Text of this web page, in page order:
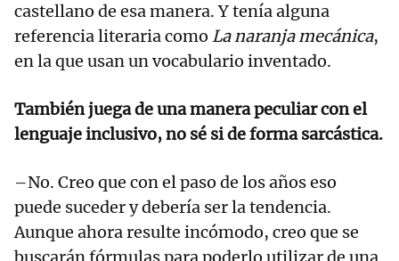
castellano de esa manera. Y tenía alguna
referencia literaria como La naranja mecánica,
en la que usan un vocabulario inventado.
También juega de una manera peculiar con el
lenguaje inclusivo, no sé si de forma sarcástica.
–No. Creo que con el paso de los años eso
puede suceder y debería ser la tendencia.
Aunque ahora resulte incómodo, creo que se